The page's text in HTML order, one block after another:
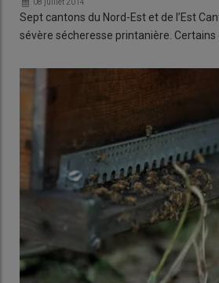
08 juillet 2014
Sept cantons du Nord-Est et de l’Est
sévère sécheresse printanière. Certains